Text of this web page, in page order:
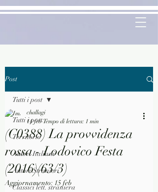
Post
Tutti i post
Territorio
Autori Italiani
Autori Stranieri
Classici lett. straniera
Tutti i post
(C0388) La provvidenza
rossa - Lodovico Festa
(2016)(63/3)
challagi
14 feb Tempo di lettura: 1 min
Aggiornamento: 15 feb